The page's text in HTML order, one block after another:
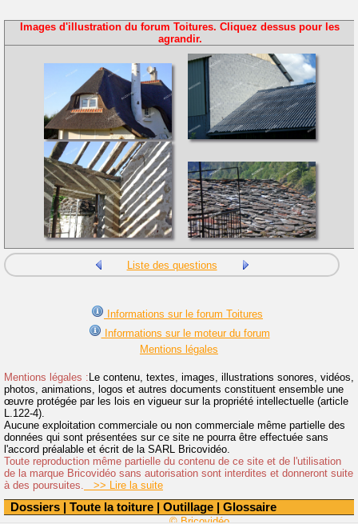
Dossiers | Toute la toiture | Outillage | Glossaire
Images d'illustration du forum Toitures. Cliquez dessus pour les
agrandir.
Liste des questions
Informations sur le forum Toitures
Informations sur le moteur du forum
Mentions légales
Mentions légales : Le contenu, textes, images, illustrations sonores, vidéos,
photos, animations, logos et autres documents constituent ensemble une
œuvre protégée par les lois en vigueur sur la propriété intellectuelle (article
L.122-4).
Aucune exploitation commerciale ou non commerciale même partielle des
données qui sont présentées sur ce site ne pourra être effectuée sans
l'accord préalable et écrit de la SARL Bricovidéo.
Toute reproduction même partielle du contenu de ce site et de l'utilisation
de la marque Bricovidéo sans autorisation sont interdites et donneront suite
à des poursuites.
>> Lire la suite
© Bricovidéo